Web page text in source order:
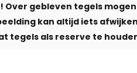
Over gebleven tegels
kan altijd iets
tegels als reserve te